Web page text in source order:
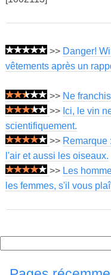
>> Danger!
vêtements après un
>> Ne
>> Ici, le vin
scientifiquement.
>> Remarque
l'air et aussi les oiseaux.
>> Les
les femmes, s'il vous